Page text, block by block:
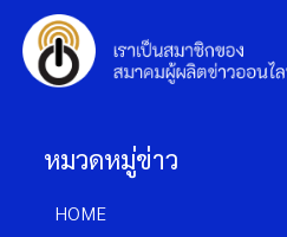
หมวดหมู่ข่าว
HOME